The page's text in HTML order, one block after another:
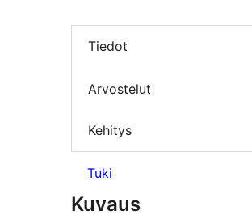
Tiedot
Arvostelut
Kehitys
Tuki
Kuvaus